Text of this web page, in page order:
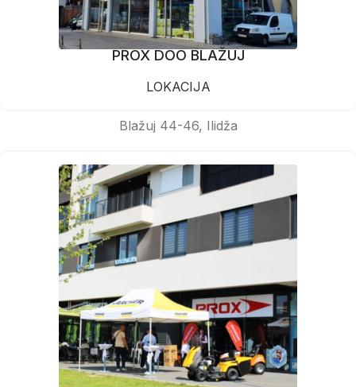
PROX DOO BLAŽUJ
LOKACIJA
Blažuj 44-46, Ilidža